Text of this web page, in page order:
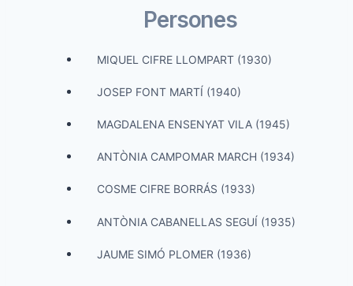
Persones
MIQUEL CIFRE LLOMPART (1930)
JOSEP FONT MARTÍ (1940)
MAGDALENA ENSENYAT VILA (1945)
ANTÒNIA CAMPOMAR MARCH (1934)
COSME CIFRE BORRÁS (1933)
ANTÒNIA CABANELLAS SEGUÍ (1935)
JAUME SIMÓ PLOMER (1936)